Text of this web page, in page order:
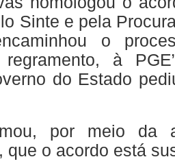
Sinte e pela
o
à
do Estado
por meio da
que o acordo está